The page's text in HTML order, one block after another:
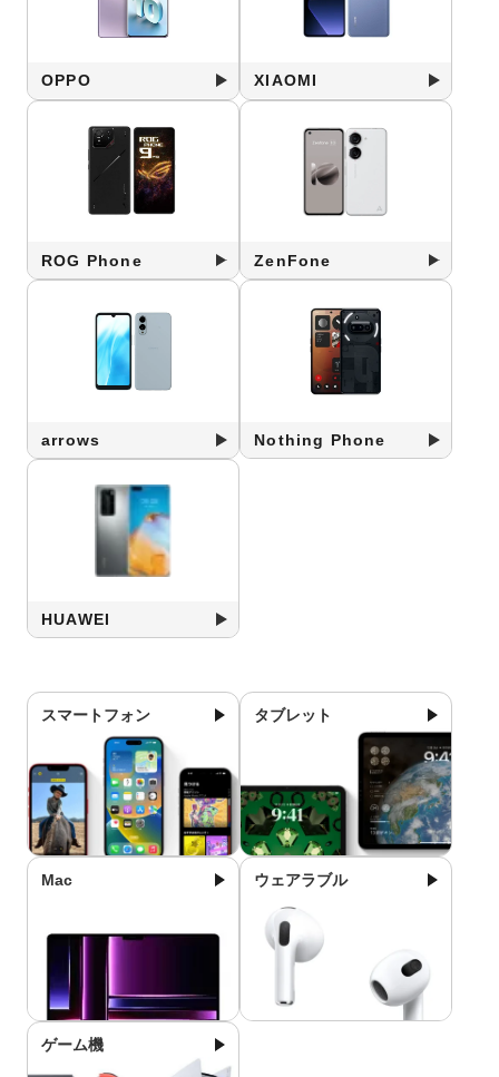
OPPO XIAOMI
ROG Phone ZenFone
arrows Nothing Phone
HUAWEI
スマートフォン タブレット
Mac ウェアラブル
ゲーム機